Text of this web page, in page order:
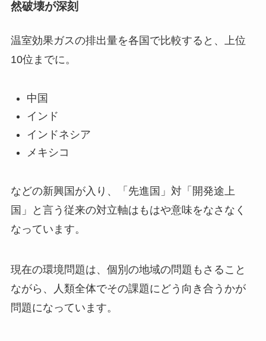
然破壊が深刻
温室効果ガスの排出量を各国で比較すると、上位
10位までに。
中国
インド
インドネシア
メキシコ
などの新興国が入り、「先進国」対「開発途上
国」と言う従来の対立軸はもはや意味をなさなく
なっています。
現在の環境問題は、個別の地域の問題もさること
ながら、人類全体でその課題にどう向き合うかが
問題になっています。